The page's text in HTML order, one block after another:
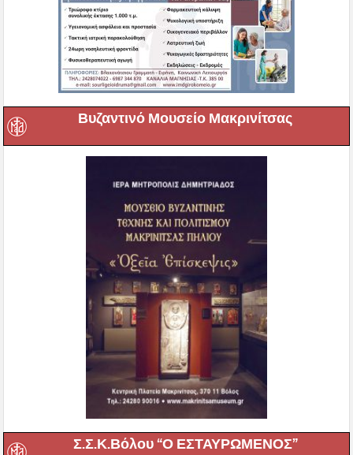
Βυζαντινό Μουσείο Μακρινίτσας
Σ.Σ.Κ.Βόλου “Ο ΕΣΤΑΥΡΩΜΕΝΟΣ”